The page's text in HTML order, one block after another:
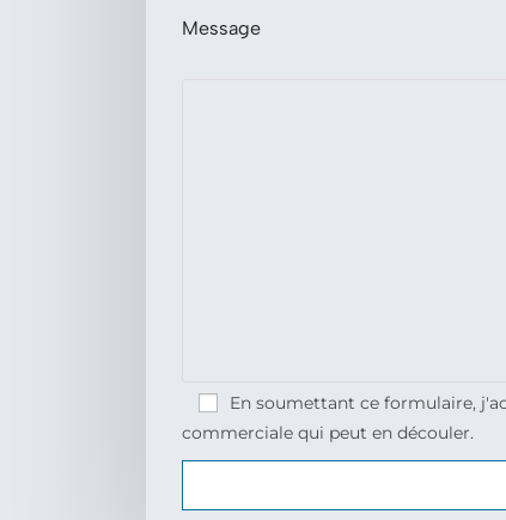
Message
En soumettant ce formulaire,
commerciale qui peut en découler.